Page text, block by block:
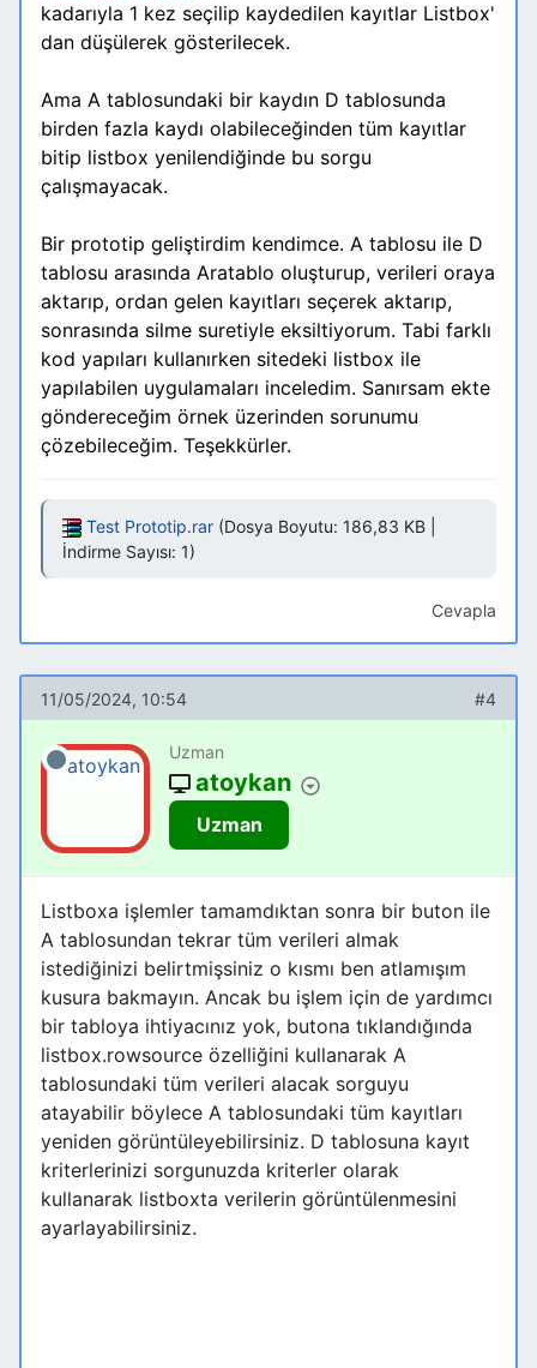
kadarıyla 1 kez seçilip kaydedilen kayıtlar Listbox'
dan düşülerek gösterilecek.
Ama A tablosundaki bir kaydın D tablosunda
birden fazla kaydı olabileceğinden tüm kayıtlar
bitip listbox yenilendiğinde bu sorgu
çalışmayacak.
Bir prototip geliştirdim kendimce. A tablosu ile D
tablosu arasında Aratablo oluşturup, verileri oraya
aktarıp, ordan gelen kayıtları seçerek aktarıp,
sonrasında silme suretiyle eksiltiyorum. Tabi farklı
kod yapıları kullanırken sitedeki listbox ile
yapılabilen uygulamaları inceledim. Sanırsam ekte
göndereceğim örnek üzerinden sorunumu
çözebileceğim. Teşekkürler.
Test Prototip.rar(Dosya Boyutu: 186,83 KB |
İndirme Sayısı: 1)
Cevapla
11/05/2024, 10:54 #4
Uzman
atoykan
Uzman
Listboxa işlemler tamamdıktan sonra bir buton ile
A tablosundan tekrar tüm verileri almak
istediğinizi belirtmişsiniz o kısmı ben atlamışım
kusura bakmayın. Ancak bu işlem için de yardımcı
bir tabloya ihtiyacınız yok, butona tıklandığında
listbox.rowsource özelliğini kullanarak A
tablosundaki tüm verileri alacak sorguyu
atayabilir böylece A tablosundaki tüm kayıtları
yeniden görüntüleyebilirsiniz. D tablosuna kayıt
kriterlerinizi sorgunuzda kriterler olarak
kullanarak listboxta verilerin görüntülenmesini
ayarlayabilirsiniz.